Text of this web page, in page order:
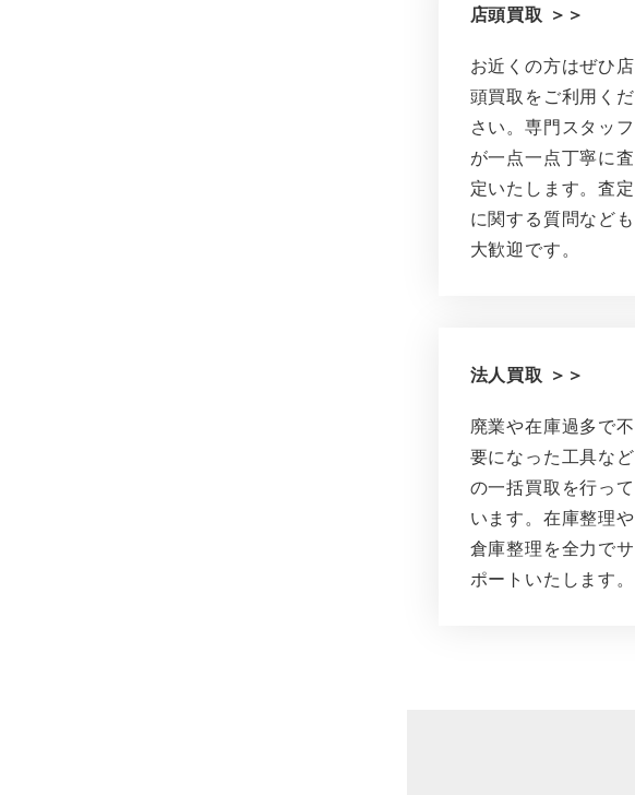
店頭買取 ＞＞
お近くの方はぜひ店
頭買取をご利用くだ
さい。専門スタッフ
が一点一点丁寧に査
定いたします。査定
に関する質問なども
大歓迎です。
法人買取 ＞＞
廃業や在庫過多で不
要になった工具など
の一括買取を行って
います。在庫整理や
倉庫整理を全力でサ
ポートいたします。